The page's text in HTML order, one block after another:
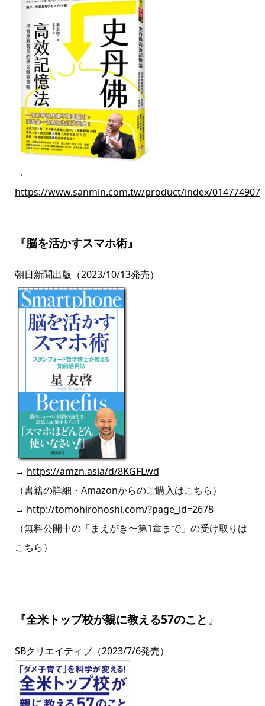
→
https://www.sanmin.com.tw/product/index/014774907
『脳を活かすスマホ術』
朝日新聞出版（2023/10/13発売）
→ https://amzn.asia/d/8KGFLwd
（書籍の詳細・Amazonからのご購入はこちら）
→ http://tomohirohoshi.com/?page_id=2678
（無料公開中の「まえがき〜第1章まで」の受け取りは
こちら）
『全米トップ校が親に教える57のこと』
SBクリエイティブ（2023/7/6発売）